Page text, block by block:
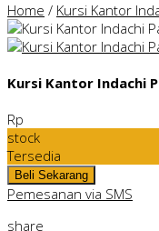
Home / Kursi Kantor
Kursi Kantor Indachi
Rp
stock
Tersedia
Pemesanan via SMS
share